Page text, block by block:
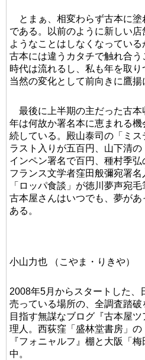
とまぁ、相変わらず古本に塗
である。以前のように新しい
ようなことはしなくなってい
古本には違うカタチで触れ合
時代は流れるし、私も年を取り
当然の変化として前向きに鷹揚
最後に上半期の主だった古本
年は何故か署名本に恵まれる
続している。殿山泰司の「ミ
ラスト入りが五百円、山下清
インペン署名で百円、種村季
フランス文学者窪田般彌宛署
「ロッパ食談」が徳川夢声宛
古本屋さんはいつでも、夢が
ある。
小山力也 （こやま・りきや）
2008年5月からスタートした、
売っている場所の、全調査踏破
目指す無謀なブログ『古本屋
理人。西荻窪「盛林堂書房」の
『フォニャルフ』棚と大阪「
中。